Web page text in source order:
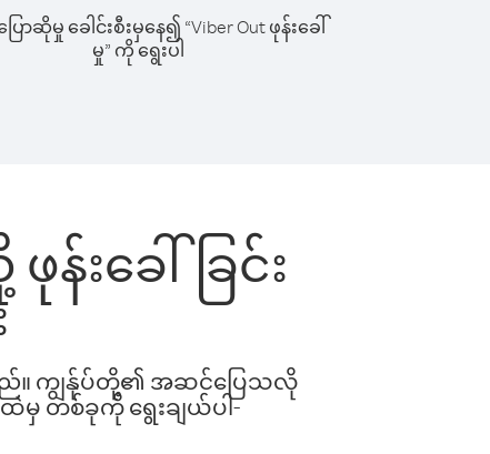
ောဆိုမှု ခေါင်းစီးမှနေ၍ “Viber Out ဖုန်းခေါ်
မှု” ကို ရွေးပါ
းခေါ်ခြင်း
သည်။ ကျွန်ုပ်တို့၏ အဆင်ပြေသလို
ထဲမှ တစ်ခုကို ရွေးချယ်ပါ-